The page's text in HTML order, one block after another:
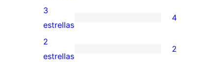
5
estrellas
valoraciones
de
4
estrellas
4
valoraciones
de
3
estrellas
4
2
2
estrellas
2